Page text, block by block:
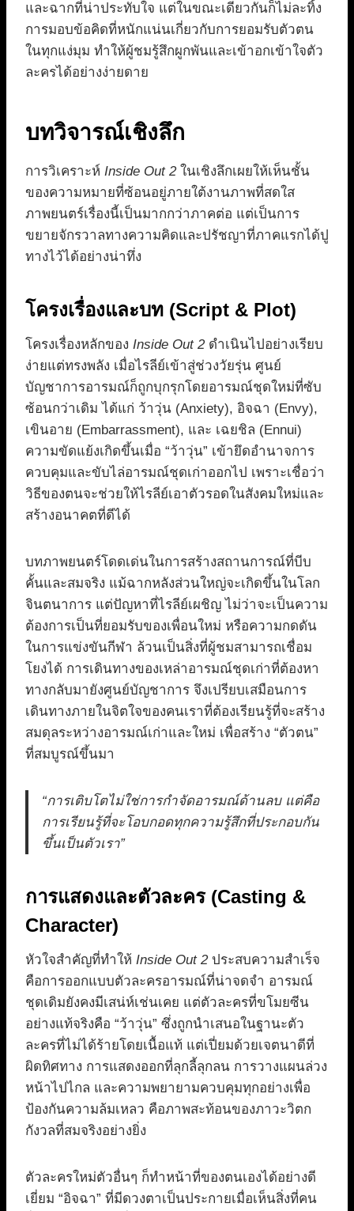
และฉากที่น่าประทับใจ แต่ในขณะเดียวกันก็ไม่ละทิ้ง
การมอบข้อคิดที่หนักแน่นเกี่ยวกับการยอมรับตัวตน
ในทุกแง่มุม ทำให้ผู้ชมรู้สึกผูกพันและเข้าอกเข้าใจตัว
ละครได้อย่างง่ายดาย
บทวิจารณ์เชิงลึก
การวิเคราะห์ Inside Out 2ในเชิงลึกเผยให้เห็นชั้น
ของความหมายที่ซ้อนอยู่ภายใต้งานภาพที่สดใส
ภาพยนตร์เรื่องนี้เป็นมากกว่าภาคต่อ แต่เป็นการ
ขยายจักรวาลทางความคิดและปรัชญาที่ภาคแรกได้ปู
ทางไว้ได้อย่างน่าทึ่ง
โครงเรื่องและบท (Script & Plot)
โครงเรื่องหลักของ Inside Out 2ดำเนินไปอย่างเรียบ
ง่ายแต่ทรงพลัง เมื่อไรลีย์เข้าสู่ช่วงวัยรุ่น ศูนย์
บัญชาการอารมณ์ก็ถูกบุกรุกโดยอารมณ์ชุดใหม่ที่ซับ
ซ้อนกว่าเดิม ได้แก่ ว้าวุ่น (Anxiety), อิจฉา (Envy),
เขินอาย (Embarrassment), และ เฉยชิล (Ennui)
ความขัดแย้งเกิดขึ้นเมื่อ “ว้าวุ่น” เข้ายึดอำนาจการ
ควบคุมและขับไล่อารมณ์ชุดเก่าออกไป เพราะเชื่อว่า
วิธีของตนจะช่วยให้ไรลีย์เอาตัวรอดในสังคมใหม่และ
สร้างอนาคตที่ดีได้
บทภาพยนตร์โดดเด่นในการสร้างสถานการณ์ที่บีบ
คั้นและสมจริง แม้ฉากหลังส่วนใหญ่จะเกิดขึ้นในโลก
จินตนาการ แต่ปัญหาที่ไรลีย์เผชิญ ไม่ว่าจะเป็นความ
ต้องการเป็นที่ยอมรับของเพื่อนใหม่ หรือความกดดัน
ในการแข่งขันกีฬา ล้วนเป็นสิ่งที่ผู้ชมสามารถเชื่อม
โยงได้ การเดินทางของเหล่าอารมณ์ชุดเก่าที่ต้องหา
ทางกลับมายังศูนย์บัญชาการ จึงเปรียบเสมือนการ
เดินทางภายในจิตใจของคนเราที่ต้องเรียนรู้ที่จะสร้าง
สมดุลระหว่างอารมณ์เก่าและใหม่ เพื่อสร้าง “ตัวตน”
ที่สมบูรณ์ขึ้นมา
“การเติบโตไม่ใช่การกำจัดอารมณ์ด้านลบ แต่คือ
การเรียนรู้ที่จะโอบกอดทุกความรู้สึกที่ประกอบกัน
ขึ้นเป็นตัวเรา”
การแสดงและตัวละคร (Casting &
Character)
หัวใจสำคัญที่ทำให้ Inside Out 2ประสบความสำเร็จ
คือการออกแบบตัวละครอารมณ์ที่น่าจดจำ อารมณ์
ชุดเดิมยังคงมีเสน่ห์เช่นเคย แต่ตัวละครที่ขโมยซีน
อย่างแท้จริงคือ “ว้าวุ่น” ซึ่งถูกนำเสนอในฐานะตัว
ละครที่ไม่ได้ร้ายโดยเนื้อแท้ แต่เปี่ยมด้วยเจตนาดีที่
ผิดทิศทาง การแสดงออกที่ลุกลี้ลุกลน การวางแผนล่วง
หน้าไปไกล และความพยายามควบคุมทุกอย่างเพื่อ
ป้องกันความล้มเหลว คือภาพสะท้อนของภาวะวิตก
กังวลที่สมจริงอย่างยิ่ง
ตัวละครใหม่ตัวอื่นๆ ก็ทำหน้าที่ของตนเองได้อย่างดี
เยี่ยม “อิจฉา” ที่มีดวงตาเป็นประกายเมื่อเห็นสิ่งที่คน